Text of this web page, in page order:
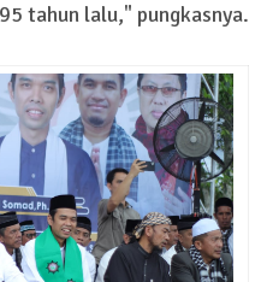
tahun lalu," pungkasnya.